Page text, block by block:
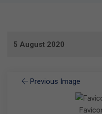
5 August 2020
Previous Image